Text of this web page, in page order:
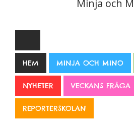
HEM MINJA OCH MINO
NYHETER VECKANS FRÅGA
REPORTERSKOLAN